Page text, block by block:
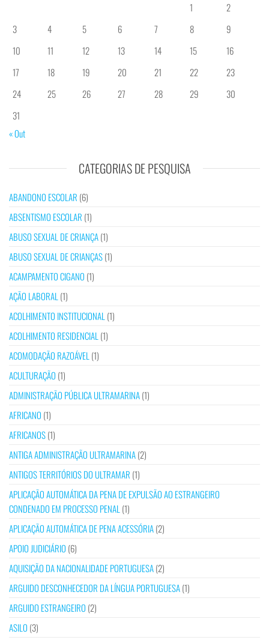
1
2
3
4 5 6 7 8
9
10
11 12 13 14 15
16
17
18 19 20 21 22
23
24
25 26 27 28 29
30
31
« Out
CATEGORIAS DE PESQUISA
ABANDONO ESCOLAR (6)
ABSENTISMO ESCOLAR (1)
ABUSO SEXUAL DE CRIANÇA(1)
ABUSO SEXUAL DE CRIANÇAS(1)
ACAMPAMENTO CIGANO (1)
AÇÃO LABORAL (1)
ACOLHIMENTO INSTITUCIONAL (1)
ACOLHIMENTO RESIDENCIAL (1)
ACOMODAÇÃO RAZOÁVEL (1)
ACULTURAÇÃO (1)
ADMINISTRAÇÃO PÚBLICA ULTRAMARINA(1)
AFRICANO (1)
AFRICANOS(1)
ANTIGA ADMINISTRAÇÃO ULTRAMARINA(2)
ANTIGOS TERRITÓRIOS DO ULTRAMAR (1)
APLICAÇÃO AUTOMÁTICA DA PENA DE EXPULSÃO AO ESTRANGEIRO
CONDENADO EM PROCESSO PENAL (1)
APLICAÇÃO AUTOMÁTICA DE PENA ACESSÓRIA(2)
APOIO JUDICIÁRIO (6)
AQUISIÇÃO DA NACIONALIDADE PORTUGUESA(2)
ARGUIDO DESCONHECEDOR DA LÍNGUA PORTUGUESA(1)
ARGUIDO ESTRANGEIRO (2)
ASILO (3)